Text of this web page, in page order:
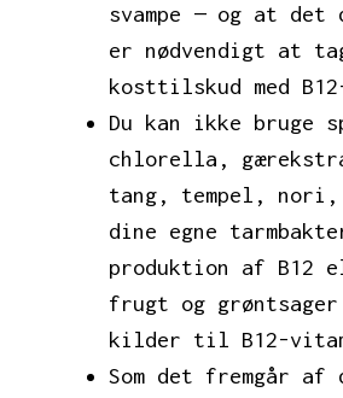
svampe — og at
er nødvendigt at
kosttilskud med
Du kan ikke bruge
chlorella,
tang, tempel, nori,
dine egne
produktion af B12
frugt og grøntsager
kilder til B12-
Som det fremgår af